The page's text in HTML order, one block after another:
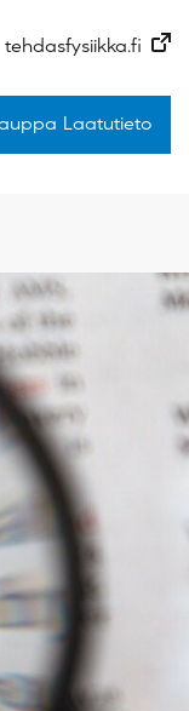
tehdasfysiikka.fi
Laatutieto